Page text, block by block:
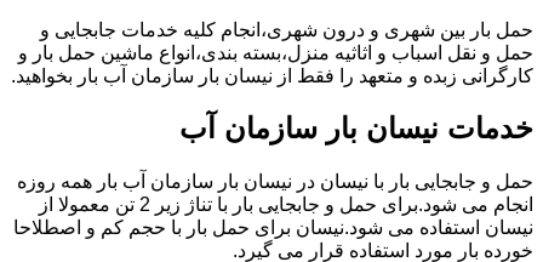
حمل بار بین شهری و درون شهری،انجام کلیه خدمات جابجایی و
حمل و نقل اسباب و اثاثیه منزل،بسته بندی،انواع ماشین حمل بار و
کارگرانی زبده و متعهد را فقط از نیسان بار سازمان آب بار بخواهید.
خدمات نیسان بار سازمان آب
حمل و جابجایی بار با نیسان در نیسان بار سازمان آب بار همه روزه
انجام می شود.برای حمل و جابجایی بار با تناژ زیر 2 تن معمولا از
نیسان استفاده می شود.نیسان برای حمل بار با حجم کم و اصطلاحا
خورده بار مورد استفاده قرار می گیرد.